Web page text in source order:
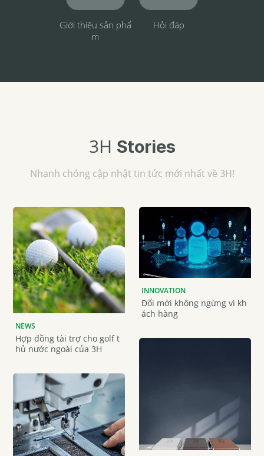
Giới thiệu sản phẩ
m
Hỏi đáp
3H Stories
Nhanh chóng cập nhật tin tức mới nhất về ​​3H!
NEWS
Hợp đồng tài trợ cho golf t
hủ nước ngoài của 3H
INNOVATION
Đổi mới không ngừng vì kh
ách hàng